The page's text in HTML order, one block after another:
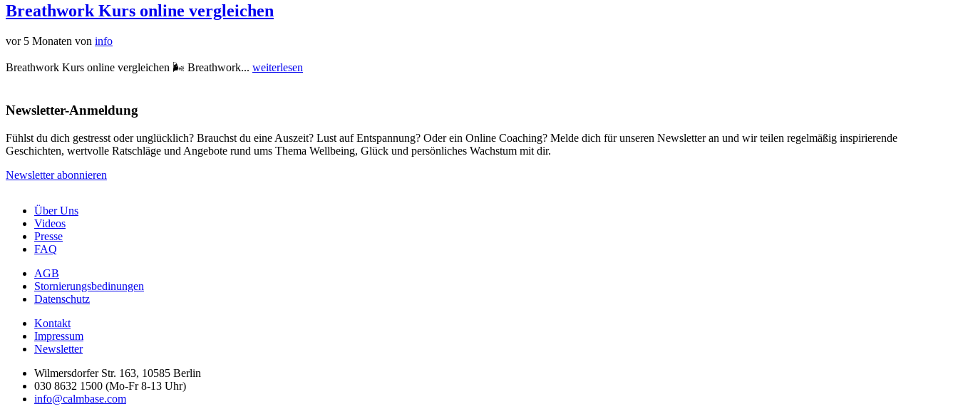
Breathwork Kurs online vergleichen
vor 5 Monaten von info
Breathwork Kurs online vergleichen 🌬️ Breathwork... weiterlesen
Newsletter-Anmeldung
Fühlst du dich gestresst oder unglücklich? Brauchst du eine Auszeit? Lust auf Entspannung? Oder ein Online Coaching? Melde dich für unseren Newsletter an und wir teilen regelmäßig inspirierende
Geschichten, wertvolle Ratschläge und Angebote rund ums Thema Wellbeing, Glück und persönliches Wachstum mit dir.
Newsletter abonnieren
Über Uns
Videos
Presse
FAQ
AGB
Stornierungsbedinungen
Datenschutz
Kontakt
Impressum
Newsletter
Wilmersdorfer Str. 163, 10585 Berlin
030 8632 1500 (Mo-Fr 8-13 Uhr)
info@calmbase.com